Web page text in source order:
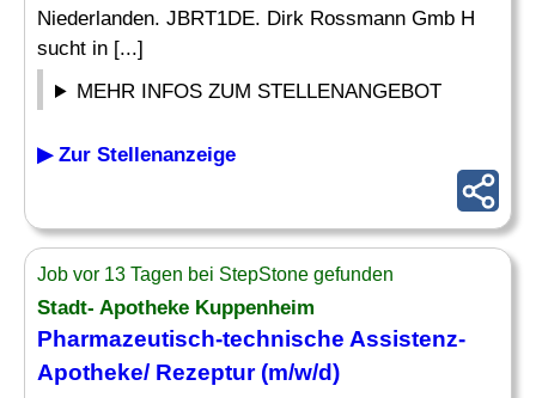
Niederlanden. JBRT1DE. Dirk Rossmann Gmb H
sucht in [...]
MEHR INFOS ZUM STELLENANGEBOT
▶ Zur Stellenanzeige
Job vor 13 Tagen bei StepStone gefunden
Stadt- Apotheke Kuppenheim
Pharmazeutisch-technische Assistenz-
Apotheke/ Rezeptur (m/w/d)